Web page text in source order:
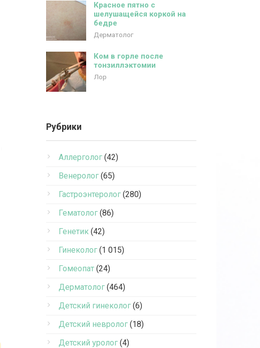
Красное пятно с
шелушащейся коркой на
бедре
Дерматолог
Ком в горле после
тонзиллэктомии
Лор
Рубрики
Аллерголог (42)
Венеролог (65)
Гастроэнтеролог (280)
Гематолог (86)
Генетик (42)
Гинеколог (1 015)
Гомеопат (24)
Дерматолог (464)
Детский гинеколог (6)
Детский невролог (18)
Детский уролог (4)